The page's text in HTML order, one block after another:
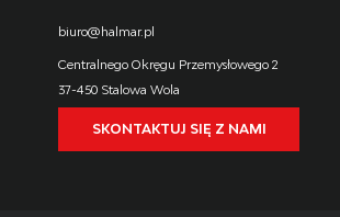
biuro@halmar.pl
Centralnego Okręgu Przemysłowego 2
37-450 Stalowa Wola
SKONTAKTUJ SIĘ Z NAMI